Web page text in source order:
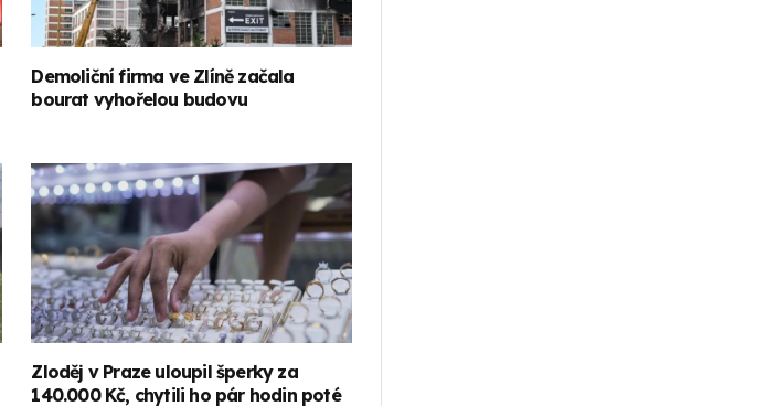
Demoliční firma ve Zlíně začala
bourat vyhořelou budovu
Zloděj v Praze uloupil šperky za
140.000 Kč, chytili ho pár hodin poté